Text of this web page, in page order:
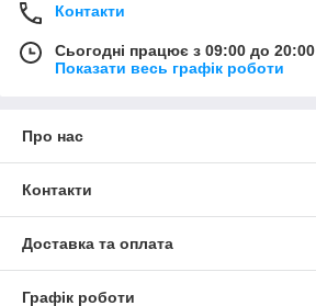
Контакти
Сьогодні працює з 09:00 до 20:00
Показати весь графік роботи
Про нас
Контакти
Доставка та оплата
Графік роботи